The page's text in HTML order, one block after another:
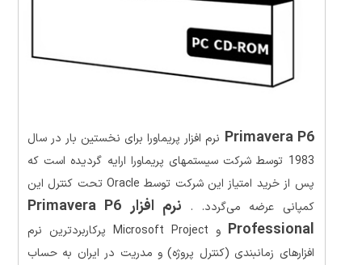
Primavera P6 نرم‌ افزار پریماورا برای نخستین بار در سال
1983 توسط شرکت سیستمهای پریماورا ارایه گردیده است که
پس از خرید امتیاز این شرکت توسط Oracle تحت کنترل این
کمپانی عرضه می‌گردد. .
نرم افزار Primavera P6
Professional
و Microsoft Project پرکاربردترین نرم
افزارهای زمانبندی (کنترل پروژه) و مدریت در ایران به حساب